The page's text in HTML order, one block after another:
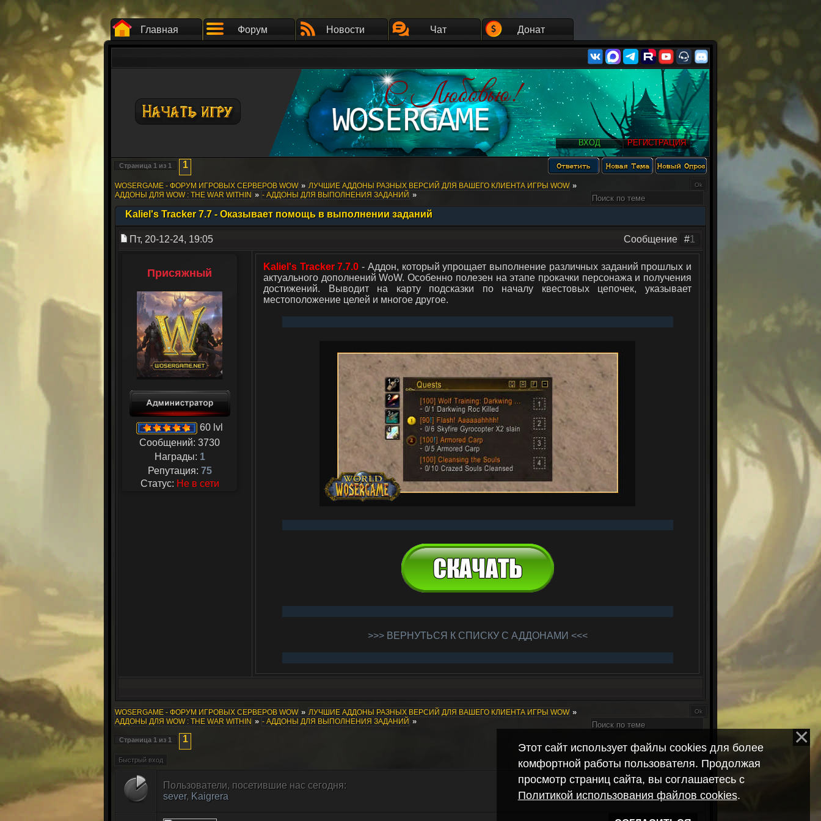
Главная Форум Новости Чат Донат
ВХОД РЕГИСТРАЦИЯ
Страница 1 из 1 1
WOSERGAME - ФОРУМ ИГРОВЫХ СЕРВЕРОВ WOW » ЛУЧШИЕ АДДОНЫ РАЗНЫХ ВЕРСИЙ ДЛЯ ВАШЕГО КЛИЕНТА ИГРЫ WOW »
АДДОНЫ ДЛЯ WOW : THE WAR WITHIN » - АДДОНЫ ДЛЯ ВЫПОЛНЕНИЯ ЗАДАНИЙ »
Kaliel's Tracker 7.7 - Оказывает помощь в выполнении заданий
Пт, 20-12-24, 19:05 Сообщение #1
Присяжный
60 lvl
Сообщений: 3730
Награды: 1
Репутация: 75
Статус: Не в сети
Kaliel's Tracker 7.7.0 - Аддон, который упрощает выполнение различных заданий прошлых и
актуального дополнений WoW. Особенно полезен на этапе прокачки персонажа и получения
достижений. Выводит на карту подсказки по началу квестовых цепочек, указывает
местоположение целей и многое другое.
>>> ВЕРНУТЬСЯ К СПИСКУ С АДДОНАМИ <<<
WOSERGAME - ФОРУМ ИГРОВЫХ СЕРВЕРОВ WOW » ЛУЧШИЕ АДДОНЫ РАЗНЫХ ВЕРСИЙ ДЛЯ ВАШЕГО КЛИЕНТА ИГРЫ WOW »
АДДОНЫ ДЛЯ WOW : THE WAR WITHIN » - АДДОНЫ ДЛЯ ВЫПОЛНЕНИЯ ЗАДАНИЙ »
Страница 1 из 1 1
Пользователи, посетившие нас сегодня:
sever, Kaigrera
Этот сайт использует файлы cookies для более
комфортной работы пользователя. Продолжая
просмотр страниц сайта, вы соглашаетесь с
Политикой использования файлов cookies.